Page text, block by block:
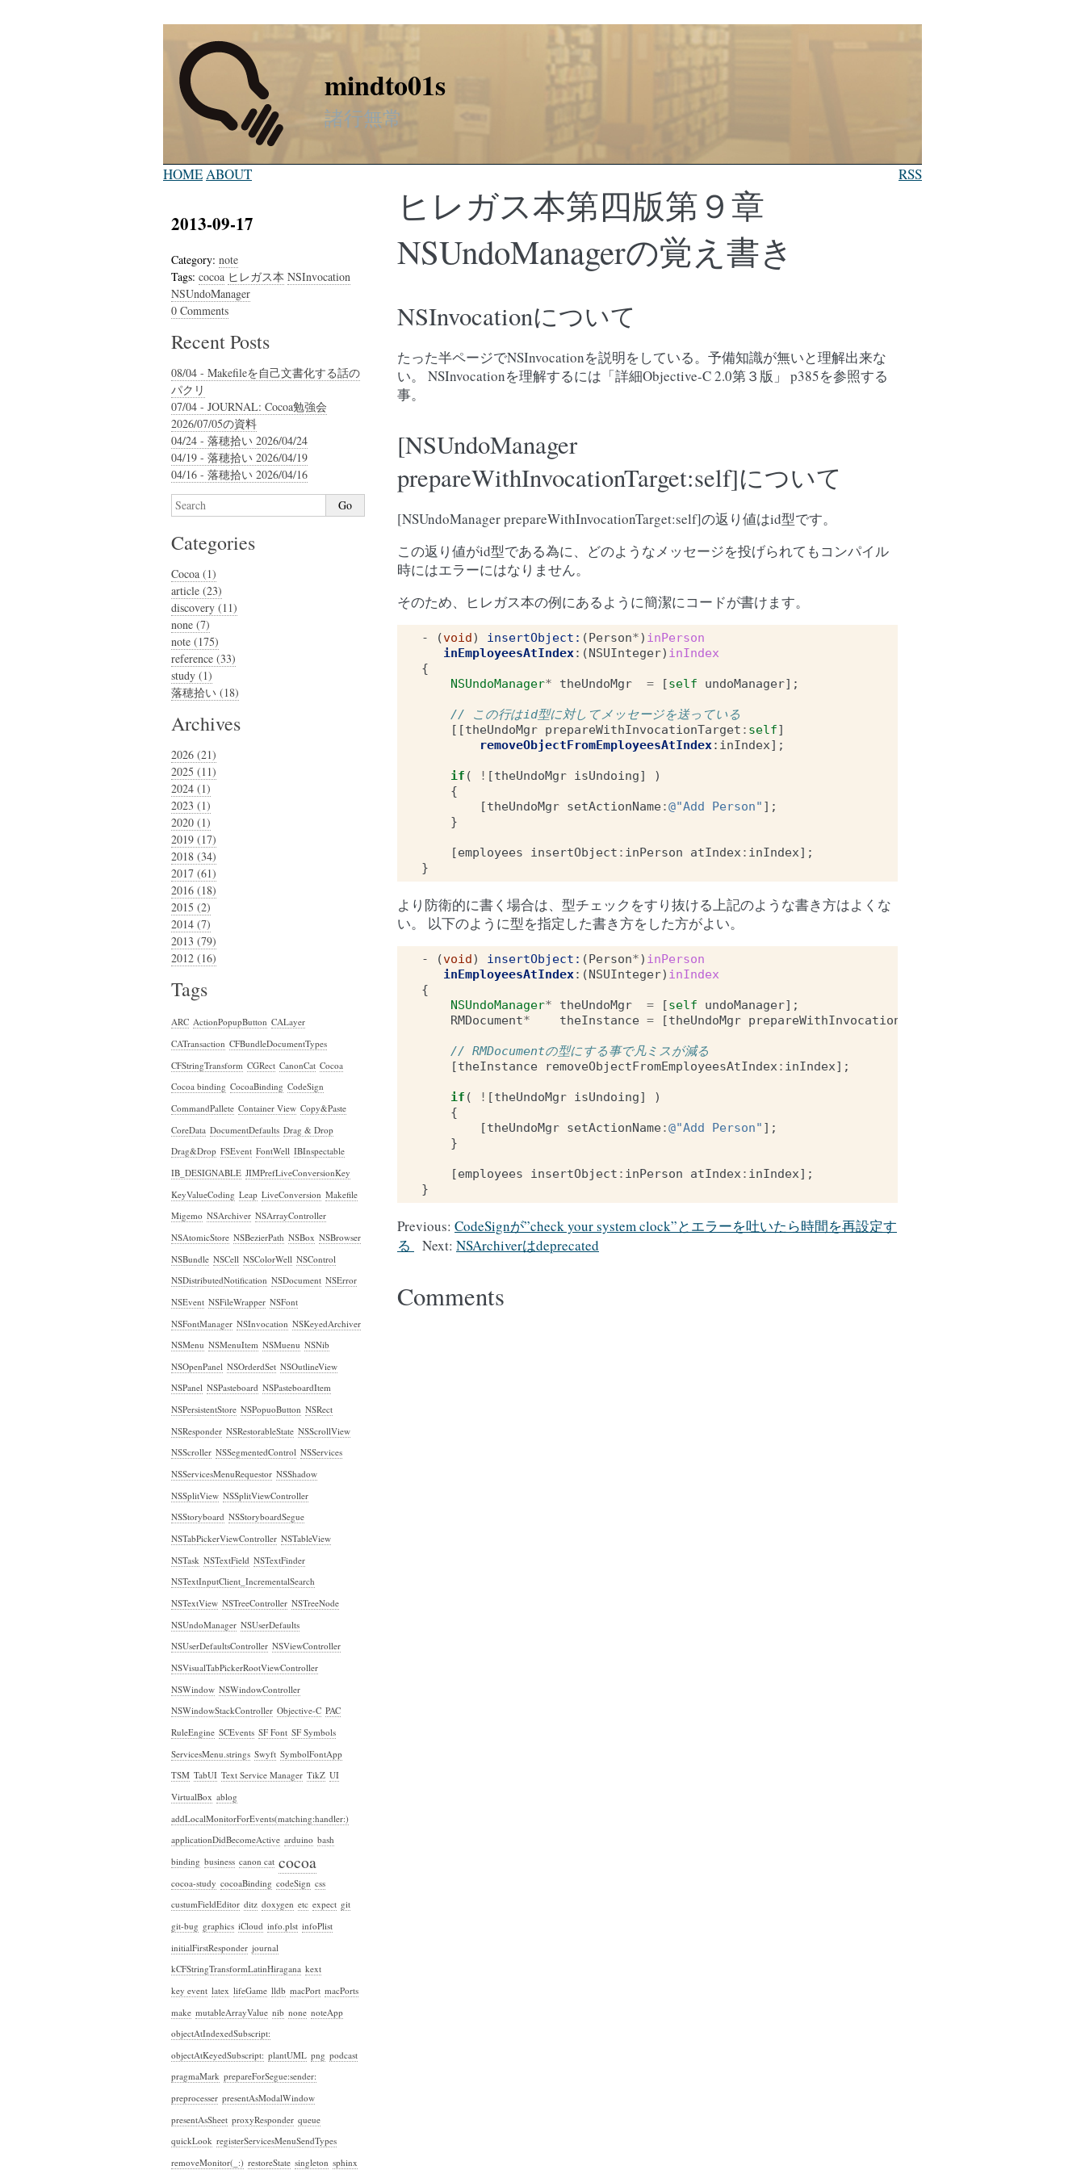
mindto01s
諸行無常
HOMEABOUT RSS
ヒレガス本第四版第９章
NSUndoManagerの覚え書き
NSInvocationについて
たった半ページでNSInvocationを説明をしている。予備知識が無いと理解出来な
い。 NSInvocationを理解するには「詳細Objective-C 2.0第３版」 p385を参照する
事。
[NSUndoManager
prepareWithInvocationTarget:self]について
[NSUndoManager prepareWithInvocationTarget:self]の返り値はid型です。
この返り値がid型である為に、どのようなメッセージを投げられてもコンパイル
時にはエラーにはなりません。
そのため、ヒレガス本の例にあるように簡潔にコードが書けます。
- (void) insertObject: (Person*) inPerson
inEmployeesAtIndex:(NSUInteger) inIndex
{
NSUndoManager* theUndoMgr = [self undoManager];
// この行はid型に対してメッセージを送っている
[[theUndoMgr prepareWithInvocationTarget : self]
removeObjectFromEmployeesAtIndex: inIndex];
if ( ! [theUndoMgr isUndoing]
)
{
[theUndoMgr setActionName:@"Add Person" ];
}
[employees insertObject : inPerson atIndex: inIndex];
}
より防衛的に書く場合は、型チェックをすり抜ける上記のような書き方はよくな
い。 以下のように型を指定した書き方をした方がよい。
- (void) insertObject: (Person*) inPerson
inEmployeesAtIndex:(NSUInteger) inIndex
{
NSUndoManager* theUndoMgr = [self undoManager];
RMDocument* theInstance = [theUndoMgr prepareWithInvocationTarget
// RMDocumentの型にする事で凡ミスが減る
[theInstance removeObjectFromEmployeesAtIndex: inIndex];
if ( ! [theUndoMgr isUndoing]
)
{
[theUndoMgr setActionName:@"Add Person" ];
}
[employees insertObject : inPerson atIndex: inIndex];
}
Previous: CodeSignが”check your system clock”とエラーを吐いたら時間を再設定す
る
Next: NSArchiverはdeprecated
Comments
2013-09-17
Category: note
Tags: cocoa ヒレガス本 NSInvocation
NSUndoManager
0 Comments
Recent Posts
08/04 - Makefileを自己文書化する話の
パクリ
07/04 - JOURNAL: Cocoa勉強会
2026/07/05の資料
04/24 - 落穂拾い 2026/04/24
04/19 - 落穂拾い 2026/04/19
04/16 - 落穂拾い 2026/04/16
Categories
Cocoa (1)
article (23)
discovery (11)
none (7)
note (175)
reference (33)
study (1)
落穂拾い (18)
Archives
2026 (21)
2025 (11)
2024 (1)
2023 (1)
2020 (1)
2019 (17)
2018 (34)
2017 (61)
2016 (18)
2015 (2)
2014 (7)
2013 (79)
2012 (16)
Tags
ARC ActionPopupButton CALayer
CATransaction CFBundleDocumentTypes
CFStringTransform CGRect CanonCat Cocoa
Cocoa binding CocoaBinding CodeSign
CommandPallete Container View Copy&Paste
CoreData DocumentDefaults Drag & Drop
Drag&Drop FSEvent FontWell IBInspectable
IB_DESIGNABLE JIMPrefLiveConversionKey
KeyValueCoding Leap LiveConversion Makefile
Migemo NSArchiver NSArrayController
NSAtomicStore NSBezierPath NSBox NSBrowser
NSBundle NSCell NSColorWell NSControl
NSDistributedNotification NSDocument NSError
NSEvent NSFileWrapper NSFont
NSFontManager NSInvocation NSKeyedArchiver
NSMenu NSMenuItem NSMuenu NSNib
NSOpenPanel NSOrderdSet NSOutlineView
NSPanel NSPasteboard NSPasteboardItem
NSPersistentStore NSPopuoButton NSRect
NSResponder NSRestorableState NSScrollView
NSScroller NSSegmentedControl NSServices
NSServicesMenuRequestor NSShadow
NSSplitView NSSplitViewController
NSStoryboard NSStoryboardSegue
NSTabPickerViewController NSTableView
NSTask NSTextField NSTextFinder
NSTextInputClient_IncrementalSearch
NSTextView NSTreeController NSTreeNode
NSUndoManager NSUserDefaults
NSUserDefaultsController NSViewController
NSVisualTabPickerRootViewController
NSWindow NSWindowController
NSWindowStackController Objective-C PAC
RuleEngine SCEvents SF Font SF Symbols
ServicesMenu.strings Swyft SymbolFontApp
TSM TabUI Text Service Manager TikZ UI
VirtualBox ablog
addLocalMonitorForEvents(matching:handler:)
applicationDidBecomeActive arduino bash
binding business canon cat cocoa
cocoa-study cocoaBinding codeSign css
custumFieldEditor ditz doxygen etc expect git
git-bug graphics iCloud info.plst infoPlist
initialFirstResponder journal
kCFStringTransformLatinHiragana kext
key event latex lifeGame lldb macPort macPorts
make mutableArrayValue nib none noteApp
objectAtIndexedSubscript:
objectAtKeyedSubscript: plantUML png podcast
pragmaMark prepareForSegue:sender:
preprocesser presentAsModalWindow
presentAsSheet proxyResponder queue
quickLook registerServicesMenuSendTypes
removeMonitor(_:) restoreState singleton sphinx